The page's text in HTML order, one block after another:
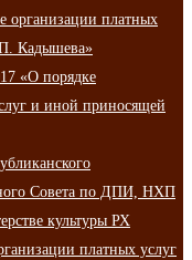
организации платных
Кадышева»
«О порядке
и иной приносящей
Совета по ДПИ, НХП
культуры РХ
платных услуг